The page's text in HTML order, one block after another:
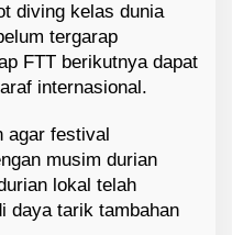
diving kelas dunia
tergarap
FTT berikutnya dapat
internasional.
agar festival
musim durian
lokal telah
daya tarik tambahan